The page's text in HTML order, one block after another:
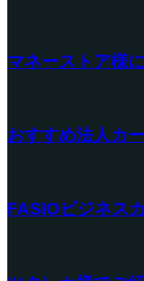
マネーストア様
おすすめ法人カ
FASIOビジネス